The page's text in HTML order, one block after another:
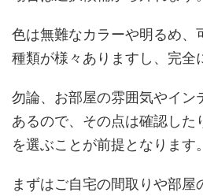
色は無難なカラーや明るめ、
種類が様々ありますし、完全
勿論、お部屋の雰囲気やイン
あるので、その点は確認した
を選ぶことが前提となります。
まずはご自宅の間取りや部屋